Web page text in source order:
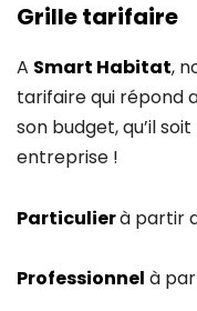
Grille tarifaire
A Smart Habitat,
tarifaire qui répond
son budget, qu’il
entreprise !
Particulierà partir
Professionnel à